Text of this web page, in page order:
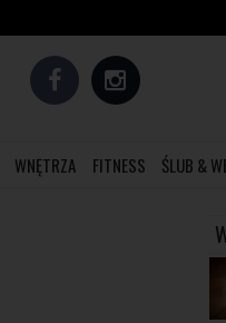
WNĘTRZA FITNESS ŚLUB &